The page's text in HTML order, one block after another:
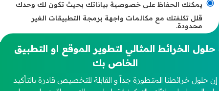
يمكنك الحفاظ على خصوصية بياناتك بحيث تكون لك وحدك
قلل تكلفتك مع مكالمات واجهة برمجة التطبيقات الغير
محدودة.
حلول الخرائط المثالي لتطوير الموقع او التطبيق
الخاص بك
إن حلول خرائطنا المتطورة جداً و القابلة للتخصيص قادرة بالتأكيد